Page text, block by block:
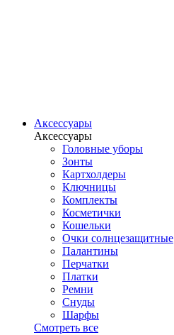
Аксессуары
Аксессуары
Головные уборы
Зонты
Картхолдеры
Ключницы
Комплекты
Косметички
Кошельки
Очки солнцезащитные
Палантины
Перчатки
Платки
Ремни
Снуды
Шарфы
Смотреть все